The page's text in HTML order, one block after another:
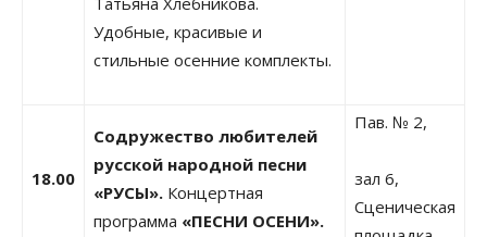
Удобные, красивые и
стильные осенние комплекты.
18.00
Содружество любителей
русской народной песни
«РУСЫ». Концертная
программа «ПЕСНИ ОСЕНИ».
Пав. № 2,
зал 6,
Сценическая